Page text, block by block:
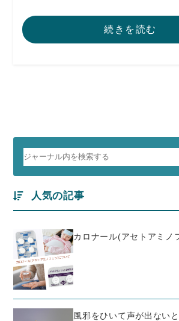
続きを読む
人気の記事
カロナール(アセトアミノ
風邪をひいて声が出ない